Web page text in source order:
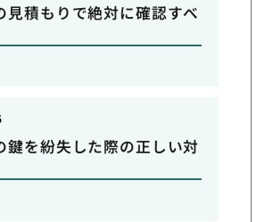
見積もりで絶対に確認すべ
鍵を紛失した際の正しい対